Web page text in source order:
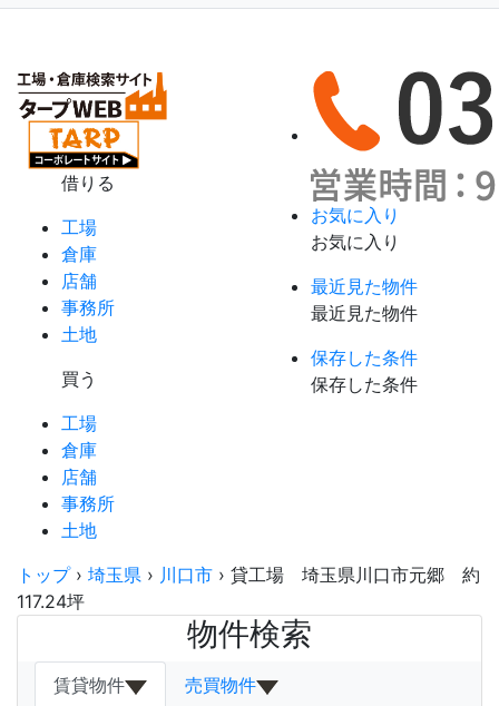
借りる
工場
倉庫
店舗
事務所
土地
買う
工場
倉庫
店舗
事務所
土地
お気に入り
お気に入り
最近見た物件
最近見た物件
保存した条件
保存した条件
トップ› 埼玉県 › 川口市 › 貸工場 埼玉県川口市元郷 約
117.24坪
物件検索
賃貸物件 売買物件